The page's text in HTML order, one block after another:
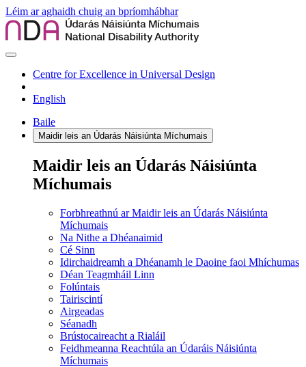
Léim ar aghaidh chuig an bpríomhábhar
Centre for Excellence in Universal Design
English
Baile
Maidir leis an Údarás Náisiúnta Míchumais
Maidir leis an Údarás Náisiúnta
Míchumais
Forbhreathnú ar Maidir leis an Údarás Náisiúnta
Míchumais
Na Nithe a Dhéanaimid
Cé Sinn
Idirchaidreamh a Dhéanamh le Daoine faoi Mhíchumas
Déan Teagmháil Linn
Folúntais
Tairiscintí
Airgeadas
Séanadh
Brústocaireacht a Rialáil
Feidhmeanna Reachtúla an Údaráis Náisiúnta
Míchumais